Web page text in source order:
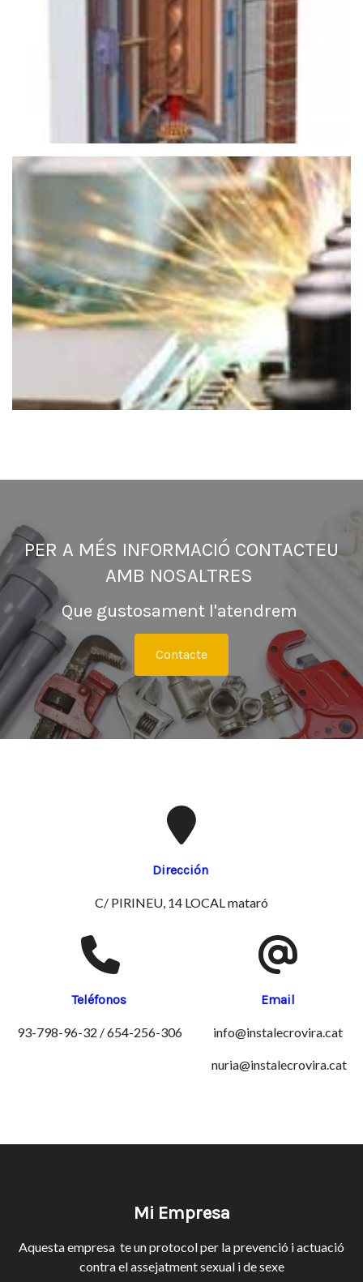
PER A MÉS INFORMACIÓ CONTACTEU
AMB NOSALTRES
Que gustosament l'atendrem
Contacte
Dirección
C/ PIRINEU, 14 LOCAL mataró
Teléfonos
93-798-96-32 /654-256-306
Email
info@instalecrovira.cat
nuria@instalecrovira.cat
Mi Empresa
Aquesta empresa te un protocol per la prevenció i actuació
contra el assejatment sexual i de sexe